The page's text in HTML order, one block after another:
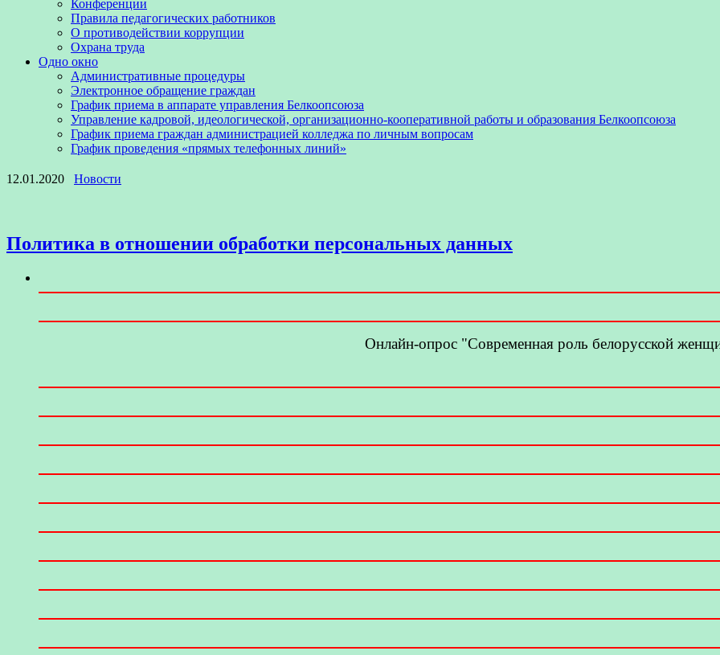
Конференции
Правила педагогических работников
О противодействии коррупции
Охрана труда
Одно окно
Административные процедуры
Электронное обращение граждан
График приема в аппарате управления Белкоопсоюза
Управление кадровой, идеологической, организационно-кооперативной работы и образования Белкоопсоюза
График приема граждан администрацией колледжа по личным вопросам
График проведения «прямых телефонных линий»
12.01.2020 Новости
Политика в отношении обработки персональных данных
Онлайн-опрос "Современная роль белорусской